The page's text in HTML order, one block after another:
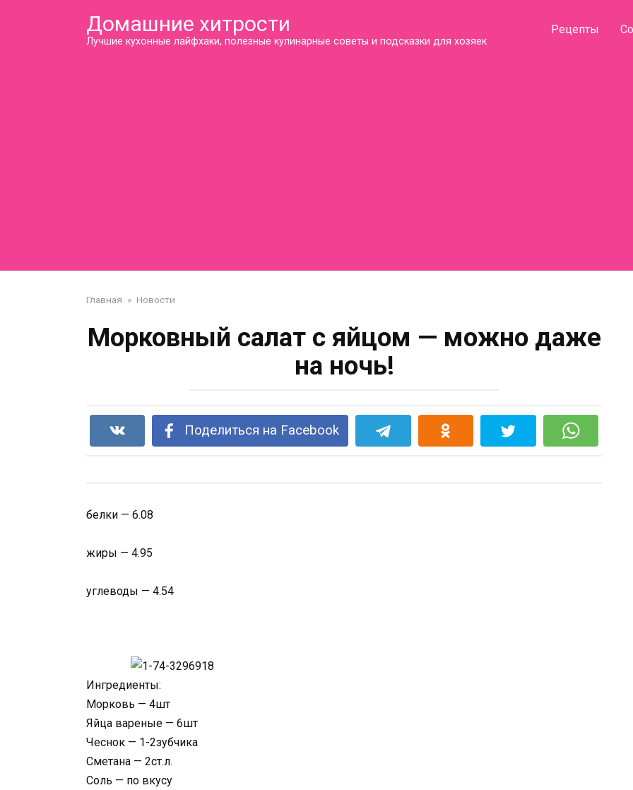
Домашние хитрости
Лучшие кухонные лайфхаки, полезные кулинарные советы и подсказки для хозяек
Рецепты
Главная » Новости
Морковный салат с яйцом — можно даже
на ночь!
Поделиться на Facebook
белки — 6.08
жиры — 4.95
углеводы — 4.54
Ингредиенты:
Морковь — 4шт
Яйца вареные — 6шт
Чеснок — 1-2зубчика
Сметана — 2ст.л.
Соль — по вкусу